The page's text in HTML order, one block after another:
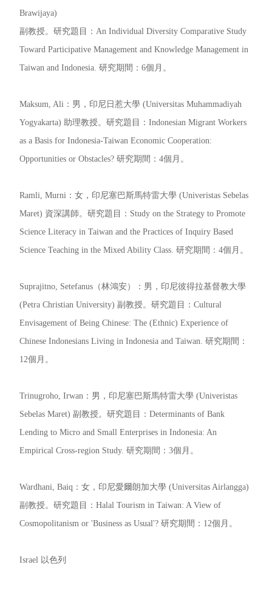
Brawijaya)
副教授。研究題目：An Individual Diversity Comparative Study
Toward Participative Management and Knowledge Management in
Taiwan and Indonesia. 研究期間：6個月。
Maksum, Ali：男，印尼日惹大學 (Universitas Muhammadiyah
Yogyakarta) 助理教授。研究題目：Indonesian Migrant Workers
as a Basis for Indonesia-Taiwan Economic Cooperation:
Opportunities or Obstacles? 研究期間：4個月。
Ramli, Murni：女，印尼塞巴斯馬特雷大學 (Univeristas Sebelas
Maret) 資深講師。研究題目：Study on the Strategy to Promote
Science Literacy in Taiwan and the Practices of Inquiry Based
Science Teaching in the Mixed Ability Class. 研究期間：4個月。
Suprajitno, Setefanus（林鴻安）：男，印尼彼得拉基督教大學
(Petra Christian University) 副教授。研究題目：Cultural
Envisagement of Being Chinese: The (Ethnic) Experience of
Chinese Indonesians Living in Indonesia and Taiwan. 研究期間：
12個月。
Trinugroho, Irwan：男，印尼塞巴斯馬特雷大學 (Univeristas
Sebelas Maret) 副教授。研究題目：Determinants of Bank
Lending to Micro and Small Enterprises in Indonesia: An
Empirical Cross-region Study. 研究期間：3個月。
Wardhani, Baiq：女，印尼愛爾朗加大學 (Universitas Airlangga)
副教授。研究題目：Halal Tourism in Taiwan: A View of
Cosmopolitanism or 'Business as Usual'? 研究期間：12個月。
Israel 以色列